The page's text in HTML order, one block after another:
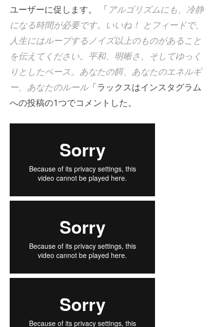
ユーザーに促します。 「 アルゴリズムにも、冷静
になる時間が必要です。いいね！ とフィードで、
人生にはループするノイズ以上のものがあること
を伝えてください。平和、明晰さ、そしてゆっく
りとしたペース。あなたの餌、あなたのエネルギ
ー、あなたのルール「ラックスはインスタグラム
への投稿の1つでコメントした。